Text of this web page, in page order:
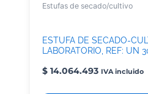
Estufas de secado/cultivo
ESTUFA DE SECADO-
LABORATORIO, REF: UN
$ 14.064.493 IVA incluido